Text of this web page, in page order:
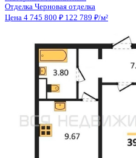
Этаж 12 из 15
Цена 4 745 800 ₽ 122 789 ₽/м²